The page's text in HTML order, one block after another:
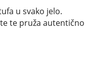
u svako jelo.
te pruža autentično